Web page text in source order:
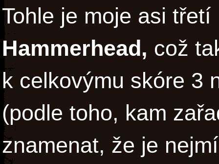
Tohle je moje asi
Hammerhead, což
k celkovýmu skóre 3
(podle toho, kam
znamenat, že je